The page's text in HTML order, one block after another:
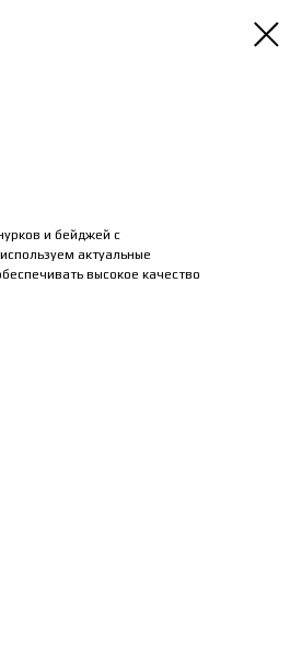
и бейджей с
актуальные
высокое качество